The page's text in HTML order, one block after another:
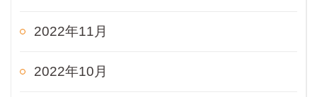
2022年11月
2022年10月